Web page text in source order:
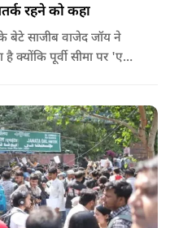
रहने को कहा
के बेटे साजीब वाजेद जॉय ने
क्योंकि पूर्वी सीमा पर 'एक